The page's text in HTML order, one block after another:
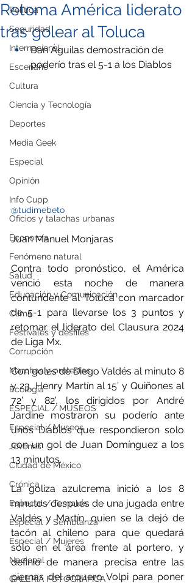
Política
Seguridad
Internacional
Escenario
Cultura
Ciencia y Tecnología
Deportes
Media Geek
Especial
Opinión
Info Cupp
Oficios y talachas urbanas
Economía
Fenómeno natural
Salud
Educación y Comunicación
Clima
Festivales y desfiles
Corrupción
Marchas y protestas
Ecología
ESPECIAL / MUSEOS
Especial / Museos
Jóvenes
Ciudad de México
Crónica
Especial / Templos
Especial / Semblanza
Especial / Mujeres
Nacional
GALERÍA FOTOGRÁFICA
Retoma América liderato
tras golear al Toluca
Dan Águilas demostración de
poderío tras el 5-1 a los Diablos
@tudimebeto
Juan Manuel Monjaras
Contra todo pronóstico, el América
venció esta noche de manera
contundente al Toluca con marcador
de 5-1 para llevarse los 3 puntos y
retomar el liderato del Clausura 2024
de Liga Mx.
Con goles de Diego Valdés al minuto 8
y 23, Henry Martín al 15’ y Quiñones al
72’ y 82’, los dirigidos por André
Jardine mostraron su poderío ante
unos Diablos que respondieron solo
con un gol de Juan Domínguez a los
13 minutos.
La goliza azulcrema inició a los 8
minutos después de una jugada entre
Valdés y Martín, quien se la dejó de
tacón al chileno para que quedará
solo en el área frente al portero, y
definió de manera precisa entre las
piernas del arquero Volpi para poner